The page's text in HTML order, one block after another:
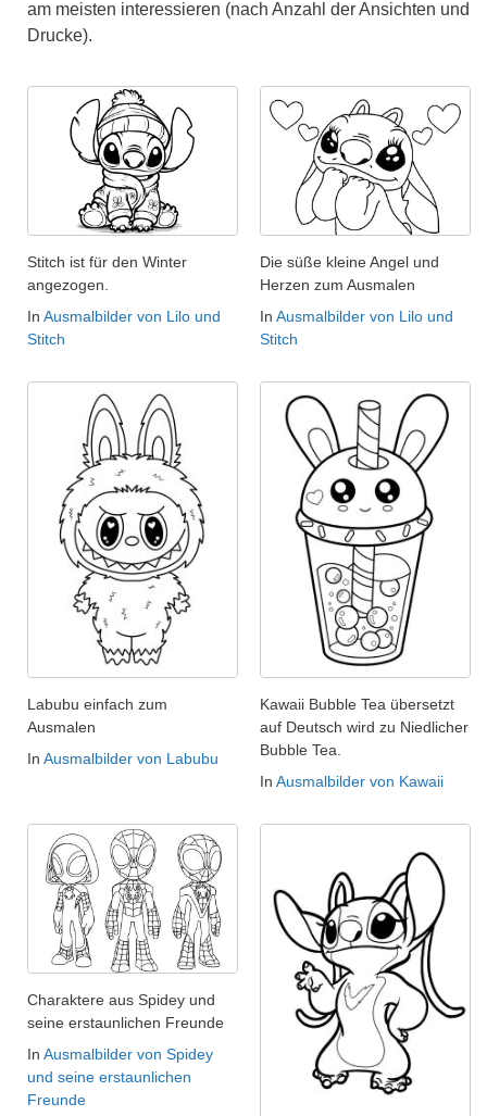
am meisten interessieren (nach Anzahl der Ansichten und
Drucke).
Stitch ist für den Winter
angezogen.
In Ausmalbilder von Lilo und
Stitch
Die süße kleine Angel und
Herzen zum Ausmalen
In Ausmalbilder von Lilo und
Stitch
Labubu einfach zum
Ausmalen
In Ausmalbilder von Labubu
Kawaii Bubble Tea übersetzt
auf Deutsch wird zu Niedlicher
Bubble Tea.
In Ausmalbilder von Kawaii
Charaktere aus Spidey und
seine erstaunlichen Freunde
In Ausmalbilder von Spidey
und seine erstaunlichen
Freunde